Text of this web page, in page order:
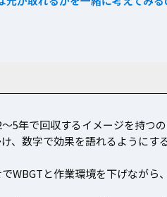
5年で回収するイメージを持つ
、数字で効果を語れるようにす
WBGTと作業環境を下げながら